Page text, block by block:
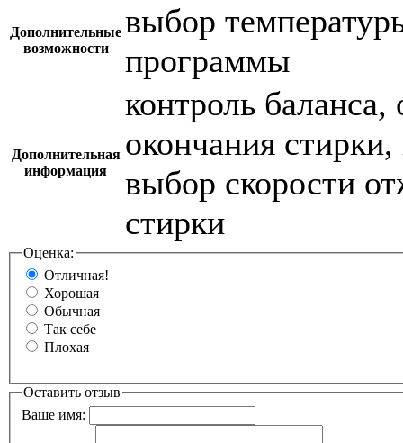
Дополнительные
возможности
выбор
программы
Дополнительная
информация
контроль
окончания
выбор скорости
стирки
Оценка:
Отличная!
Хорошая
Обычная
Так себе
Плохая
Оставить отзыв
Ваше имя: